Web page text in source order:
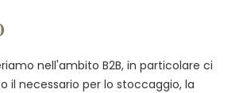
nell'ambito B2B, in particolare ci
il necessario per lo stoccaggio, la